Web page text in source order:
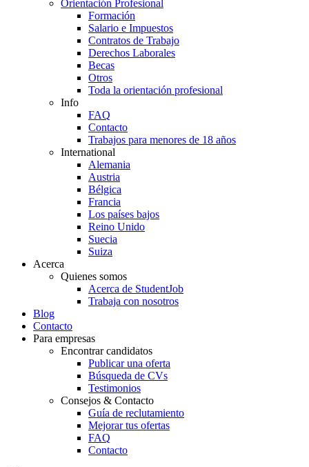
Orientación Profesional
Formación
Salario e Impuestos
Contratos de Trabajo
Derechos Laborales
Becas
Otros
Toda la orientación profesional
Info
FAQ
Contacto
Trabajos para menores de 18 años
International
Alemania
Austria
Bélgica
Francia
Los países bajos
Reino Unido
Suecia
Suiza
Acerca
Quienes somos
Acerca de StudentJob
Trabaja con nosotros
Blog
Contacto
Para empresas
Encontrar candidatos
Publicar una oferta
Búsqueda de CVs
Testimonios
Consejos & Contacto
Guía de reclutamiento
Mejorar tus ofertas
FAQ
Contacto